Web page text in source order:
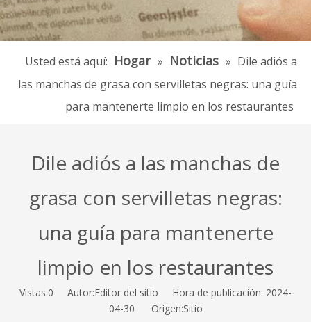
Usted está aquí: Hogar » Noticias » Dile adiós a
las manchas de grasa con servilletas negras: una guía
para mantenerte limpio en los restaurantes
Dile adiós a las manchas de
grasa con servilletas negras:
una guía para mantenerte
limpio en los restaurantes
Vistas:0 Autor:Editor del sitio Hora de publicación: 2024-
04-30 Origen:Sitio